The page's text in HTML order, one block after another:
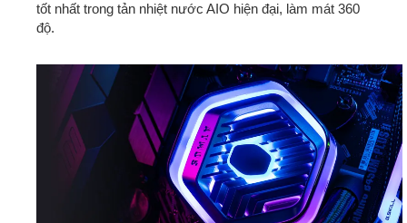
tốt nhất trong tản nhiệt nước AIO hiện đại, làm mát 360
độ.